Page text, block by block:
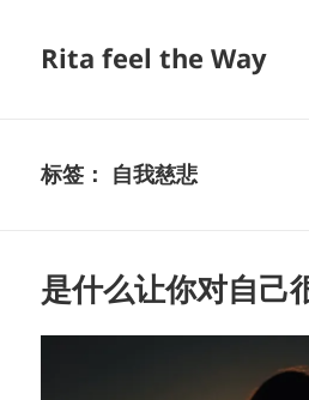
Rita feel the Way
标签： 自我慈悲
是什么让你对自己